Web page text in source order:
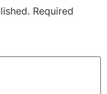
Required